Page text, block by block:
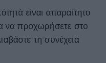
είναι απαραίτητο
να προχωρήσετε στο
τη συνέχεια